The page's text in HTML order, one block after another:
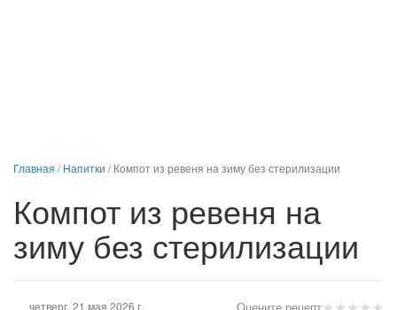
Главная /Напитки /Компот из ревеня на зиму без стерилизации
Компот из ревеня на
зиму без стерилизации
четверг, 21 мая 2026 г.